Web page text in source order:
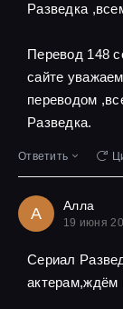
Разведка
Перевод 148
сайте
переводом
Разведка.
Ответить
А Алла
19 июня
Сериал
актерам,ждём